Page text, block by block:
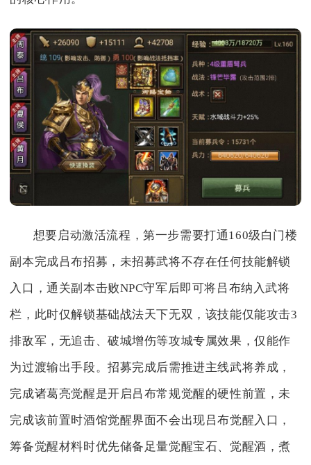
想要启动激活流程，第一步需要打通160级白门楼
副本完成吕布招募，未招募武将不存在任何技能解锁
入口，通关副本击败NPC守军后即可将吕布纳入武将
栏，此时仅解锁基础战法天下无双，该技能仅能攻击3
排敌军，无追击、破城增伤等攻城专属效果，仅能作
为过渡输出手段。招募完成后需推进主线武将养成，
完成诸葛亮觉醒是开启吕布常规觉醒的硬性前置，未
完成该前置时酒馆觉醒界面不会出现吕布觉醒入口，
筹备觉醒材料时优先储备足量觉醒宝石、觉醒酒，煮